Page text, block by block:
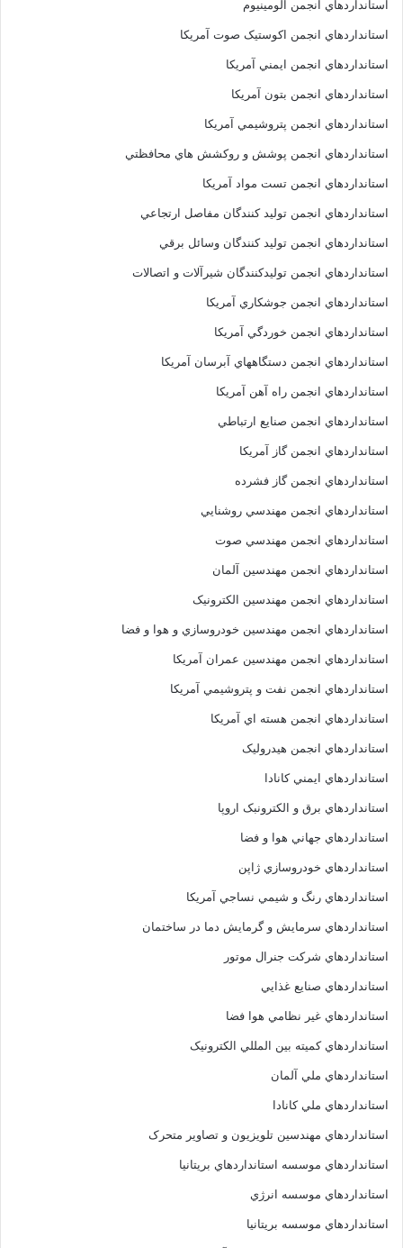
استانداردهاي انجمن آلومينيوم
استانداردهاي انجمن اکوستيک صوت آمريکا
استانداردهاي انجمن ايمني آمريکا
استانداردهاي انجمن بتون آمريکا
استانداردهاي انجمن پتروشيمي آمريکا
استانداردهاي انجمن پوشش و روکشش هاي محافظتي
استانداردهاي انجمن تست مواد آمريکا
استانداردهاي انجمن توليد کنندگان مفاصل ارتجاعي
استانداردهاي انجمن توليد کنندگان وسائل برقي
استانداردهاي انجمن توليدکنندگان شيرآلات و اتصالات
استانداردهاي انجمن جوشکاري آمريکا
استانداردهاي انجمن خوردگي آمريکا
استانداردهاي انجمن دستگاههاي آبرسان آمريکا
استانداردهاي انجمن راه آهن آمريکا
استانداردهاي انجمن صنايع ارتباطي
استانداردهاي انجمن گاز آمريکا
استانداردهاي انجمن گاز فشرده
استانداردهاي انجمن مهندسي روشنايي
استانداردهاي انجمن مهندسي صوت
استانداردهاي انجمن مهندسين آلمان
استانداردهاي انجمن مهندسين الکترونيک
استانداردهاي انجمن مهندسين خودروسازي و هوا و فضا
استانداردهاي انجمن مهندسين عمران آمريکا
استانداردهاي انجمن نفت و پتروشيمي آمريکا
استانداردهاي انجمن هسته اي آمريکا
استانداردهاي انجمن هيدروليک
استانداردهاي ايمني کانادا
استانداردهاي برق و الکترونبک اروپا
استانداردهاي جهاني هوا و فضا
استانداردهاي خودروسازي ژاپن
استانداردهاي رنگ و شيمي نساجي آمريکا
استانداردهاي سرمايش و گرمايش دما در ساختمان
استانداردهاي شرکت جنرال موتور
استانداردهاي صنايع غذايي
استانداردهاي غير نظامي هوا فضا
استانداردهاي کميته بين المللي الکترونيک
استانداردهاي ملي آلمان
استانداردهاي ملي کانادا
استانداردهاي مهندسين تلويزيون و تصاوير متحرک
استانداردهاي موسسه استانداردهاي بريتانيا
استانداردهاي موسسه انرژي
استانداردهاي موسسه بريتانيا